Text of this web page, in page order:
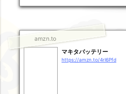
amzn.to
マキタバッテリー
https://amzn.to/4rl6Pfd